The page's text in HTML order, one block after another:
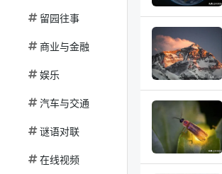
留园往事
商业与金融
娱乐
汽车与交通
谜语对联
在线视频